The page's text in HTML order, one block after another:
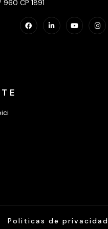
960 CP 1891
Politicas de privacidad